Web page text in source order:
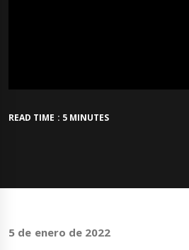
READ TIME : 5 MINUTES
5 de enero de 2022